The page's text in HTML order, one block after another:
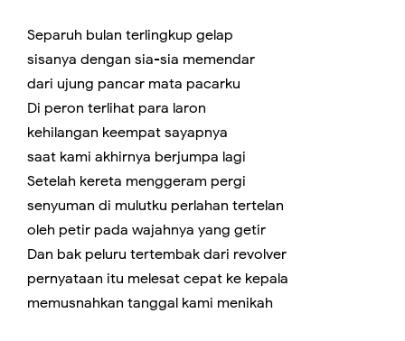
Separuh bulan terlingkup gelap
sisanya dengan sia-sia memendar
dari ujung pancar mata pacarku
Di peron terlihat para laron
kehilangan keempat sayapnya
saat kami akhirnya berjumpa lagi
Setelah kereta menggeram pergi
senyuman di mulutku perlahan tertelan
oleh petir pada wajahnya yang getir
Dan bak peluru tertembak dari revolver
pernyataan itu melesat cepat ke kepala
memusnahkan tanggal kami menikah